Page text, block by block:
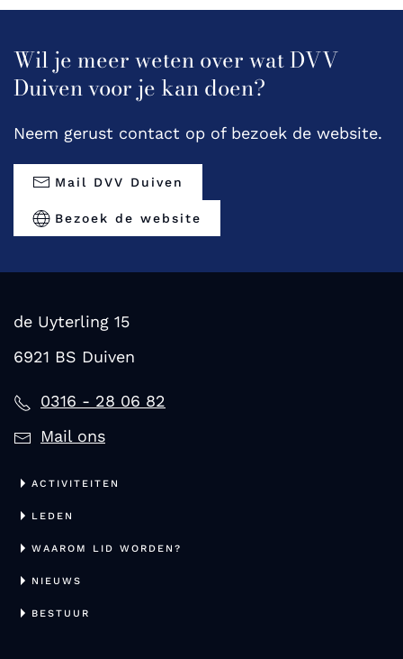
Wil je meer weten over wat DVV
Duiven voor je kan doen?
Neem gerust contact op of bezoek de website.
Mail DVV Duiven
Bezoek de website
de Uyterling 15
6921 BS Duiven
0316 - 28 06 82
Mail ons
ACTIVITEITEN
LEDEN
WAAROM LID WORDEN?
NIEUWS
BESTUUR